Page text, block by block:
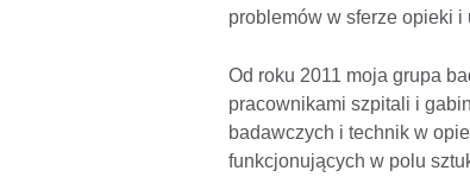
problemów w sferze opieki i
Od roku 2011 moja grupa
pracownikami szpitali i
badawczych i technik w
funkcjonujących w polu